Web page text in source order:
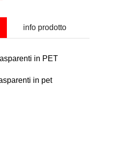
info prodotto
in PET
in pet